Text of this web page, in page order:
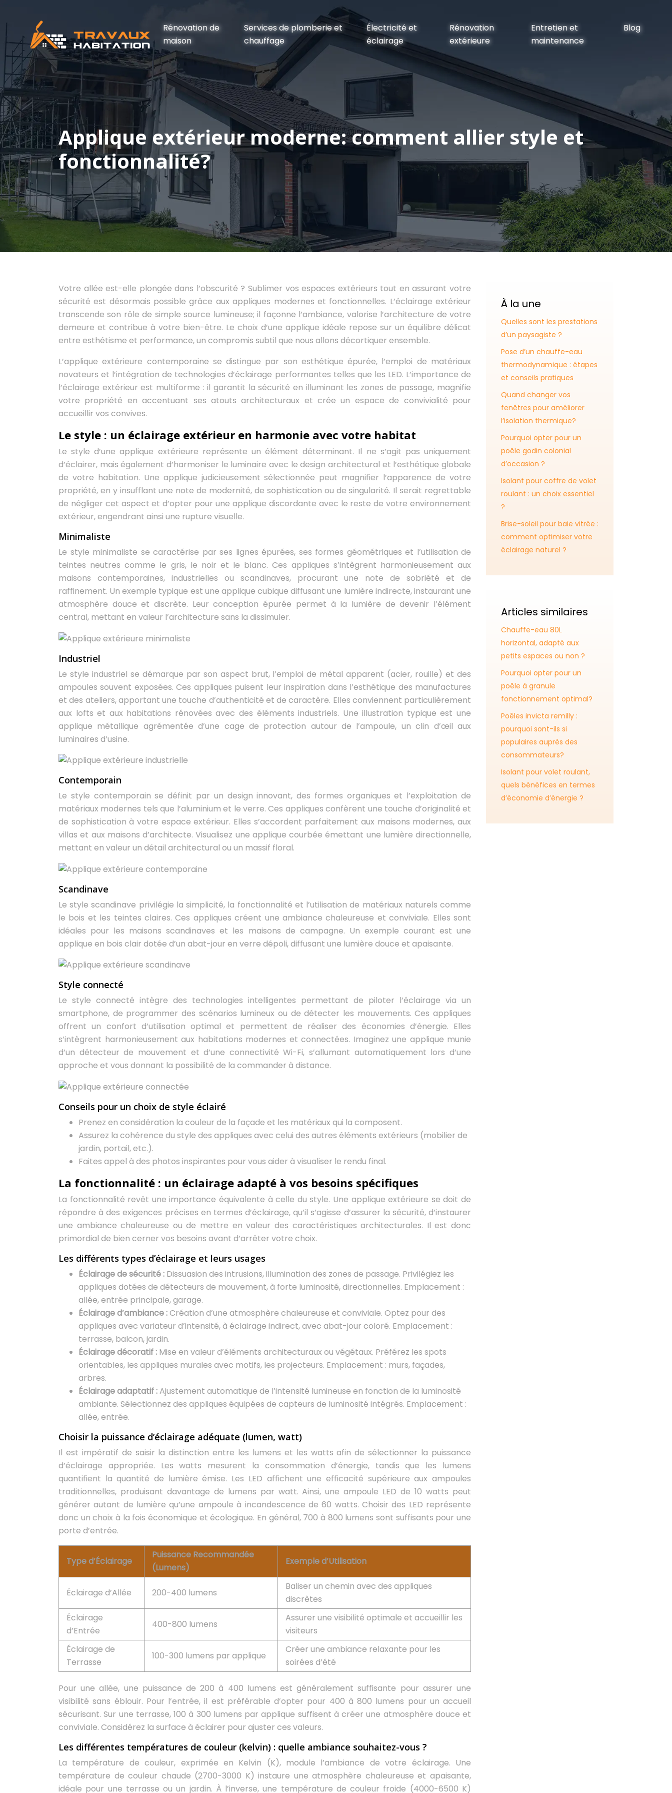
Rénovation de
maison
Services de plomberie et
chauffage
Électricité et
éclairage
Rénovation
extérieure
Entretien et
maintenance
Blog
Applique extérieur moderne: comment allier style et
fonctionnalité?
Votre allée est-elle plongée dans l’obscurité ? Sublimer vos espaces extérieurs tout en assurant votre
sécurité est désormais possible grâce aux appliques modernes et fonctionnelles. L’éclairage extérieur
transcende son rôle de simple source lumineuse; il façonne l’ambiance, valorise l’architecture de votre
demeure et contribue à votre bien-être. Le choix d’une applique idéale repose sur un équilibre délicat
entre esthétisme et performance, un compromis subtil que nous allons décortiquer ensemble.
L’applique extérieure contemporaine se distingue par son esthétique épurée, l’emploi de matériaux
novateurs et l’intégration de technologies d’éclairage performantes telles que les LED. L’importance de
l’éclairage extérieur est multiforme : il garantit la sécurité en illuminant les zones de passage, magnifie
votre propriété en accentuant ses atouts architecturaux et crée un espace de convivialité pour
accueillir vos convives.
Le style : un éclairage extérieur en harmonie avec votre habitat
Le style d’une applique extérieure représente un élément déterminant. Il ne s’agit pas uniquement
d’éclairer, mais également d’harmoniser le luminaire avec le design architectural et l’esthétique globale
de votre habitation. Une applique judicieusement sélectionnée peut magnifier l’apparence de votre
propriété, en y insufflant une note de modernité, de sophistication ou de singularité. Il serait regrettable
de négliger cet aspect et d’opter pour une applique discordante avec le reste de votre environnement
extérieur, engendrant ainsi une rupture visuelle.
Minimaliste
Le style minimaliste se caractérise par ses lignes épurées, ses formes géométriques et l’utilisation de
teintes neutres comme le gris, le noir et le blanc. Ces appliques s’intègrent harmonieusement aux
maisons contemporaines, industrielles ou scandinaves, procurant une note de sobriété et de
raffinement. Un exemple typique est une applique cubique diffusant une lumière indirecte, instaurant une
atmosphère douce et discrète. Leur conception épurée permet à la lumière de devenir l’élément
central, mettant en valeur l’architecture sans la dissimuler.
Industriel
Le style industriel se démarque par son aspect brut, l’emploi de métal apparent (acier, rouille) et des
ampoules souvent exposées. Ces appliques puisent leur inspiration dans l’esthétique des manufactures
et des ateliers, apportant une touche d’authenticité et de caractère. Elles conviennent particulièrement
aux lofts et aux habitations rénovées avec des éléments industriels. Une illustration typique est une
applique métallique agrémentée d’une cage de protection autour de l’ampoule, un clin d’œil aux
luminaires d’usine.
Contemporain
Le style contemporain se définit par un design innovant, des formes organiques et l’exploitation de
matériaux modernes tels que l’aluminium et le verre. Ces appliques confèrent une touche d’originalité et
de sophistication à votre espace extérieur. Elles s’accordent parfaitement aux maisons modernes, aux
villas et aux maisons d’architecte. Visualisez une applique courbée émettant une lumière directionnelle,
mettant en valeur un détail architectural ou un massif floral.
Scandinave
Le style scandinave privilégie la simplicité, la fonctionnalité et l’utilisation de matériaux naturels comme
le bois et les teintes claires. Ces appliques créent une ambiance chaleureuse et conviviale. Elles sont
idéales pour les maisons scandinaves et les maisons de campagne. Un exemple courant est une
applique en bois clair dotée d’un abat-jour en verre dépoli, diffusant une lumière douce et apaisante.
Style connecté
Le style connecté intègre des technologies intelligentes permettant de piloter l’éclairage via un
smartphone, de programmer des scénarios lumineux ou de détecter les mouvements. Ces appliques
offrent un confort d’utilisation optimal et permettent de réaliser des économies d’énergie. Elles
s’intègrent harmonieusement aux habitations modernes et connectées. Imaginez une applique munie
d’un détecteur de mouvement et d’une connectivité Wi-Fi, s’allumant automatiquement lors d’une
approche et vous donnant la possibilité de la commander à distance.
Conseils pour un choix de style éclairé
Prenez en considération la couleur de la façade et les matériaux qui la composent.
Assurez la cohérence du style des appliques avec celui des autres éléments extérieurs (mobilier de
jardin, portail, etc.).
Faites appel à des photos inspirantes pour vous aider à visualiser le rendu final.
La fonctionnalité : un éclairage adapté à vos besoins spécifiques
La fonctionnalité revêt une importance équivalente à celle du style. Une applique extérieure se doit de
répondre à des exigences précises en termes d’éclairage, qu’il s’agisse d’assurer la sécurité, d’instaurer
une ambiance chaleureuse ou de mettre en valeur des caractéristiques architecturales. Il est donc
primordial de bien cerner vos besoins avant d’arrêter votre choix.
Les différents types d’éclairage et leurs usages
Éclairage de sécurité : Dissuasion des intrusions, illumination des zones de passage. Privilégiez les
appliques dotées de détecteurs de mouvement, à forte luminosité, directionnelles. Emplacement :
allée, entrée principale, garage.
Éclairage d’ambiance :Création d’une atmosphère chaleureuse et conviviale. Optez pour des
appliques avec variateur d’intensité, à éclairage indirect, avec abat-jour coloré. Emplacement :
terrasse, balcon, jardin.
Éclairage décoratif : Mise en valeur d’éléments architecturaux ou végétaux. Préférez les spots
orientables, les appliques murales avec motifs, les projecteurs. Emplacement : murs, façades,
arbres.
Éclairage adaptatif :Ajustement automatique de l’intensité lumineuse en fonction de la luminosité
ambiante. Sélectionnez des appliques équipées de capteurs de luminosité intégrés. Emplacement :
allée, entrée.
Choisir la puissance d’éclairage adéquate (lumen, watt)
Il est impératif de saisir la distinction entre les lumens et les watts afin de sélectionner la puissance
d’éclairage appropriée. Les watts mesurent la consommation d’énergie, tandis que les lumens
quantifient la quantité de lumière émise. Les LED affichent une efficacité supérieure aux ampoules
traditionnelles, produisant davantage de lumens par watt. Ainsi, une ampoule LED de 10 watts peut
générer autant de lumière qu’une ampoule à incandescence de 60 watts. Choisir des LED représente
donc un choix à la fois économique et écologique. En général, 700 à 800 lumens sont suffisants pour une
porte d’entrée.
Type d’Éclairage
Puissance Recommandée
(Lumens)
Exemple d’Utilisation
Éclairage d’Allée 200-400 lumens
Baliser un chemin avec des appliques
discrètes
Éclairage
d’Entrée
400-800 lumens
Assurer une visibilité optimale et accueillir les
visiteurs
Éclairage de
Terrasse
100-300 lumens par applique
Créer une ambiance relaxante pour les
soirées d’été
Pour une allée, une puissance de 200 à 400 lumens est généralement suffisante pour assurer une
visibilité sans éblouir. Pour l’entrée, il est préférable d’opter pour 400 à 800 lumens pour un accueil
sécurisant. Sur une terrasse, 100 à 300 lumens par applique suffisent à créer une atmosphère douce et
conviviale. Considérez la surface à éclairer pour ajuster ces valeurs.
Les différentes températures de couleur (kelvin) : quelle ambiance souhaitez-vous ?
La température de couleur, exprimée en Kelvin (K), module l’ambiance de votre éclairage. Une
température de couleur chaude (2700-3000 K) instaure une atmosphère chaleureuse et apaisante,
idéale pour une terrasse ou un jardin. À l’inverse, une température de couleur froide (4000-6500 K)
À la une
Quelles sont les prestations
d’un paysagiste ?
Pose d’un chauffe-eau
thermodynamique : étapes
et conseils pratiques
Quand changer vos
fenêtres pour améliorer
l’isolation thermique?
Pourquoi opter pour un
poêle godin colonial
d’occasion ?
Isolant pour coffre de volet
roulant : un choix essentiel
?
Brise-soleil pour baie vitrée :
comment optimiser votre
éclairage naturel ?
Articles similaires
Chauffe-eau 80L
horizontal, adapté aux
petits espaces ou non ?
Pourquoi opter pour un
poêle à granule
fonctionnement optimal?
Poêles invicta remilly :
pourquoi sont-ils si
populaires auprès des
consommateurs?
Isolant pour volet roulant,
quels bénéfices en termes
d’économie d’énergie ?